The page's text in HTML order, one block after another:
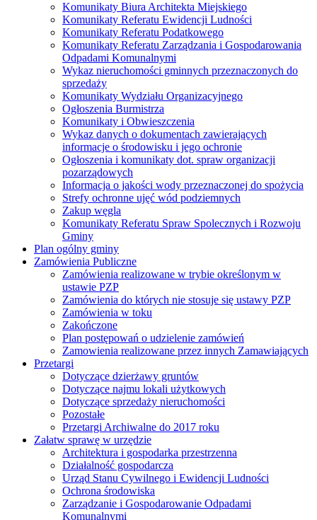
Komunikaty Biura Architekta Miejskiego
Komunikaty Referatu Ewidencji Ludności
Komunikaty Referatu Podatkowego
Komunikaty Referatu Zarządzania i Gospodarowania
Odpadami Komunalnymi
Wykaz nieruchomości gminnych przeznaczonych do
sprzedaży
Komunikaty Wydziału Organizacyjnego
Ogłoszenia Burmistrza
Komunikaty i Obwieszczenia
Wykaz danych o dokumentach zawierających
informacje o środowisku i jego ochronie
Ogłoszenia i komunikaty dot. spraw organizacji
pozarządowych
Informacja o jakości wody przeznaczonej do spożycia
Strefy ochronne ujęć wód podziemnych
Zakup węgla
Komunikaty Referatu Spraw Spolecznych i Rozwoju
Gminy
Plan ogólny gminy
Zamówienia Publiczne
Zamówienia realizowane w trybie określonym w
ustawie PZP
Zamówienia do których nie stosuje się ustawy PZP
Zamówienia w toku
Zakończone
Plan postępowań o udzielenie zamówień
Zamowienia realizowane przez innych Zamawiających
Przetargi
Dotyczące dzierżawy gruntów
Dotyczące najmu lokali użytkowych
Dotyczące sprzedaży nieruchomości
Pozostałe
Przetargi Archiwalne do 2017 roku
Załatw sprawę w urzędzie
Architektura i gospodarka przestrzenna
Działalność gospodarcza
Urząd Stanu Cywilnego i Ewidencji Ludności
Ochrona środowiska
Zarządzanie i Gospodarowanie Odpadami
Komunalnymi